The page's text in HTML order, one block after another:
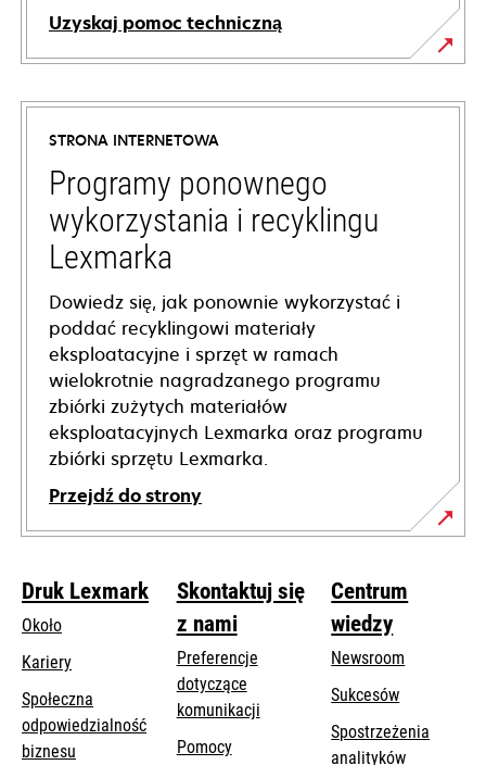
Uzyskaj pomoc techniczną
opens
in
new
tab
STRONA INTERNETOWA
Programy ponownego
wykorzystania i recyklingu
Lexmarka
Dowiedz się, jak ponownie wykorzystać i
poddać recyklingowi materiały
eksploatacyjne i sprzęt w ramach
wielokrotnie nagradzanego programu
zbiórki zużytych materiałów
eksploatacyjnych Lexmarka oraz programu
zbiórki sprzętu Lexmarka.
Przejdź do strony
Druk Lexmark
Około
Kariery
Społeczna
odpowiedzialność
biznesu
Skontaktuj się
z nami
Preferencje
dotyczące
komunikacji
Pomocy
Centrum
wiedzy
Newsroom
Sukcesów
Spostrzeżenia
analityków